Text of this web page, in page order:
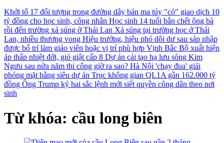
Khởi tố 17 đối tượng trong đường dây bán ma túy "cỏ" giao dịch 10
tỷ đồng cho học sinh, công nhân Học sinh 14 tuổi bắn chết ông bà
rồi đến trường xả súng ở Thái Lan Xả súng tại trường học ở Thái
Lan, nhiều thương vong Hiệu trưởng, hiệu phó dôi dư sau sáp nhập
được bố trí làm giáo viên hoặc vị trí phù hợp Vịnh Bắc Bộ xuất hiện
áp thấp nhiệt đới, gió giật cấp 8 Dự án cải tạo hạ lưu sông Kim
Ngưu sau nửa năm thi công giờ ra sao? Hà Nội 'chạy đua' giải
phóng mặt bằng siêu dự án Trục không gian QL1A gần 162.000 tỷ
đồng Ông Trump ký hai sắc lệnh mới siết quyền công dân theo nơi
sinh
Từ khóa: cầu long biên